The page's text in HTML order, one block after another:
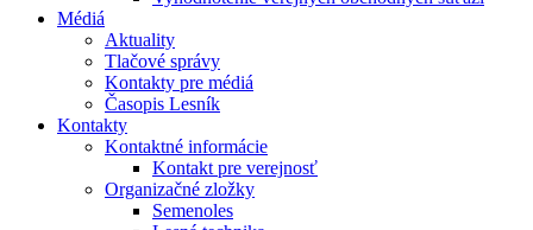
Médiá
Aktuality
Tlačové správy
Kontakty pre médiá
Časopis Lesník
Kontakty
Kontaktné informácie
Kontakt pre verejnosť
Organizačné zložky
Semenoles